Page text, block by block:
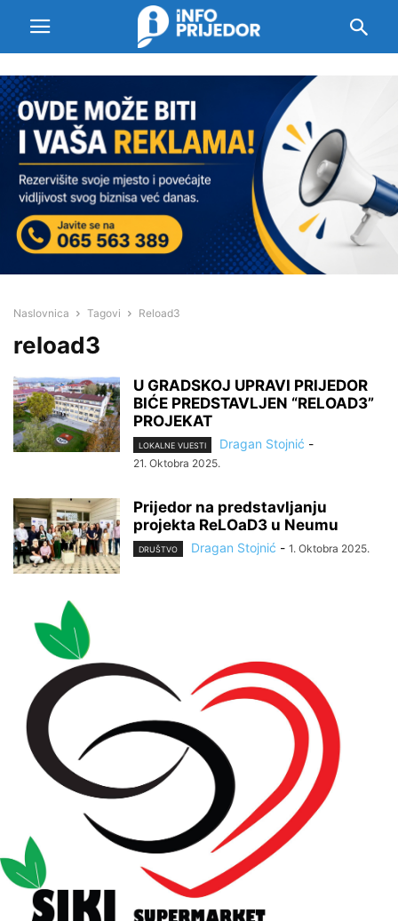
Naslovnica Tagovi Reload3
reload3
U GRADSKOJ UPRAVI PRIJEDOR
BIĆE PREDSTAVLJEN “RELOAD3”
PROJEKAT
LOKALNE VIJESTI Dragan Stojnić -
21. Oktobra 2025.
Prijedor na predstavljanju
projekta ReLOaD3 u Neumu
DRUŠTVO Dragan Stojnić - 1. Oktobra 2025.